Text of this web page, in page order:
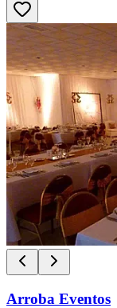
Arroba Eventos